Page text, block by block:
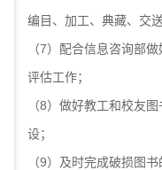
编目、加工、典藏、交送
（7）配合信息咨询部
评估工作；
（8）做好教工和校友
设；
（9）及时完成破损图